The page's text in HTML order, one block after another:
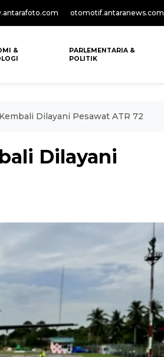
otomotif.antaranews.com
&
PARLEMENTARIA &
POLITIK
Dilayani Pesawat ATR 72
Dilayani